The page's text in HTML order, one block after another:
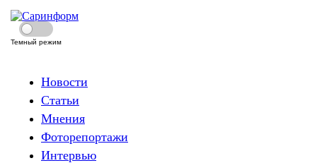
Темный режим
Новости
Статьи
Мнения
Фоторепортажи
Интервью